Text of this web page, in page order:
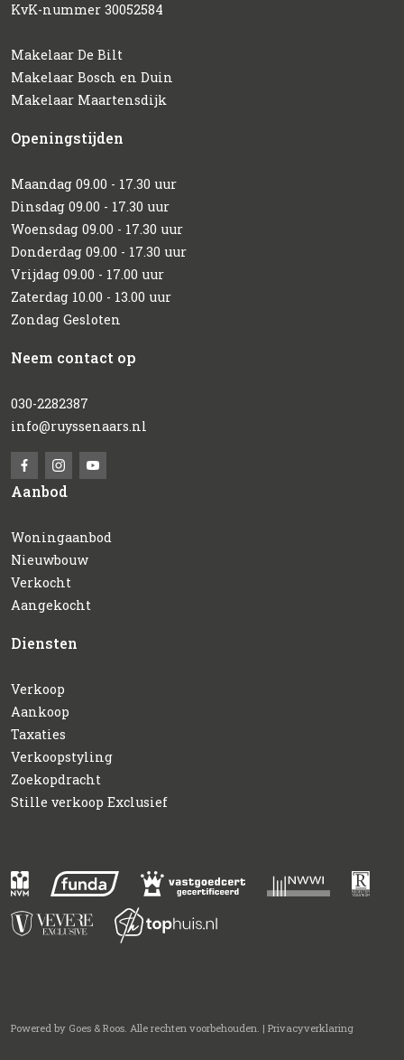
KvK-nummer 30052584
Makelaar De Bilt
Makelaar Bosch en Duin
Makelaar Maartensdijk
Openingstijden
Maandag 09.00 - 17.30 uur
Dinsdag 09.00 - 17.30 uur
Woensdag 09.00 - 17.30 uur
Donderdag 09.00 - 17.30 uur
Vrijdag 09.00 - 17.00 uur
Zaterdag 10.00 - 13.00 uur
Zondag Gesloten
Neem contact op
030-2282387
info@ruyssenaars.nl
Aanbod
Woningaanbod
Nieuwbouw
Verkocht
Aangekocht
Diensten
Verkoop
Aankoop
Taxaties
Verkoopstyling
Zoekopdracht
Stille verkoop Exclusief
Powered by Goes & Roos. Alle rechten voorbehouden. | Privacyverklaring